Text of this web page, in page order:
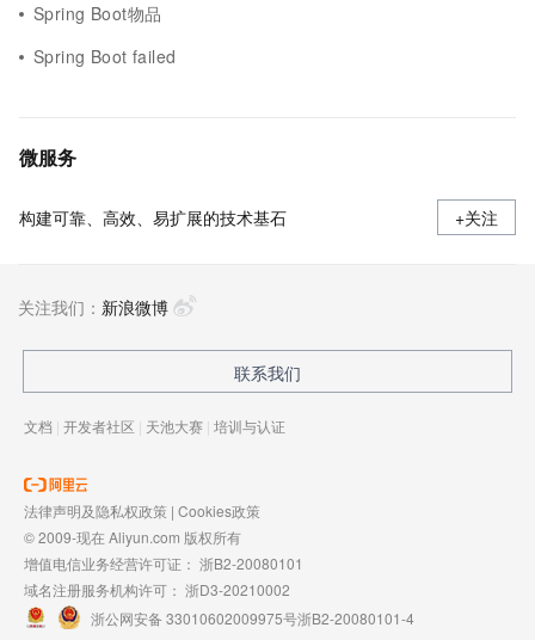
Spring Boot物品
Spring Boot failed
微服务
构建可靠、高效、易扩展的技术基石 +关注
关注我们： 新浪微博
联系我们
文档 | 开发者社区 | 天池大赛 | 培训与认证
法律声明及隐私权政策 | Cookies政策
© 2009-现在 Aliyun.com 版权所有
增值电信业务经营许可证： 浙B2-20080101
域名注册服务机构许可： 浙D3-20210002
浙公网安备 33010602009975号浙B2-20080101-4